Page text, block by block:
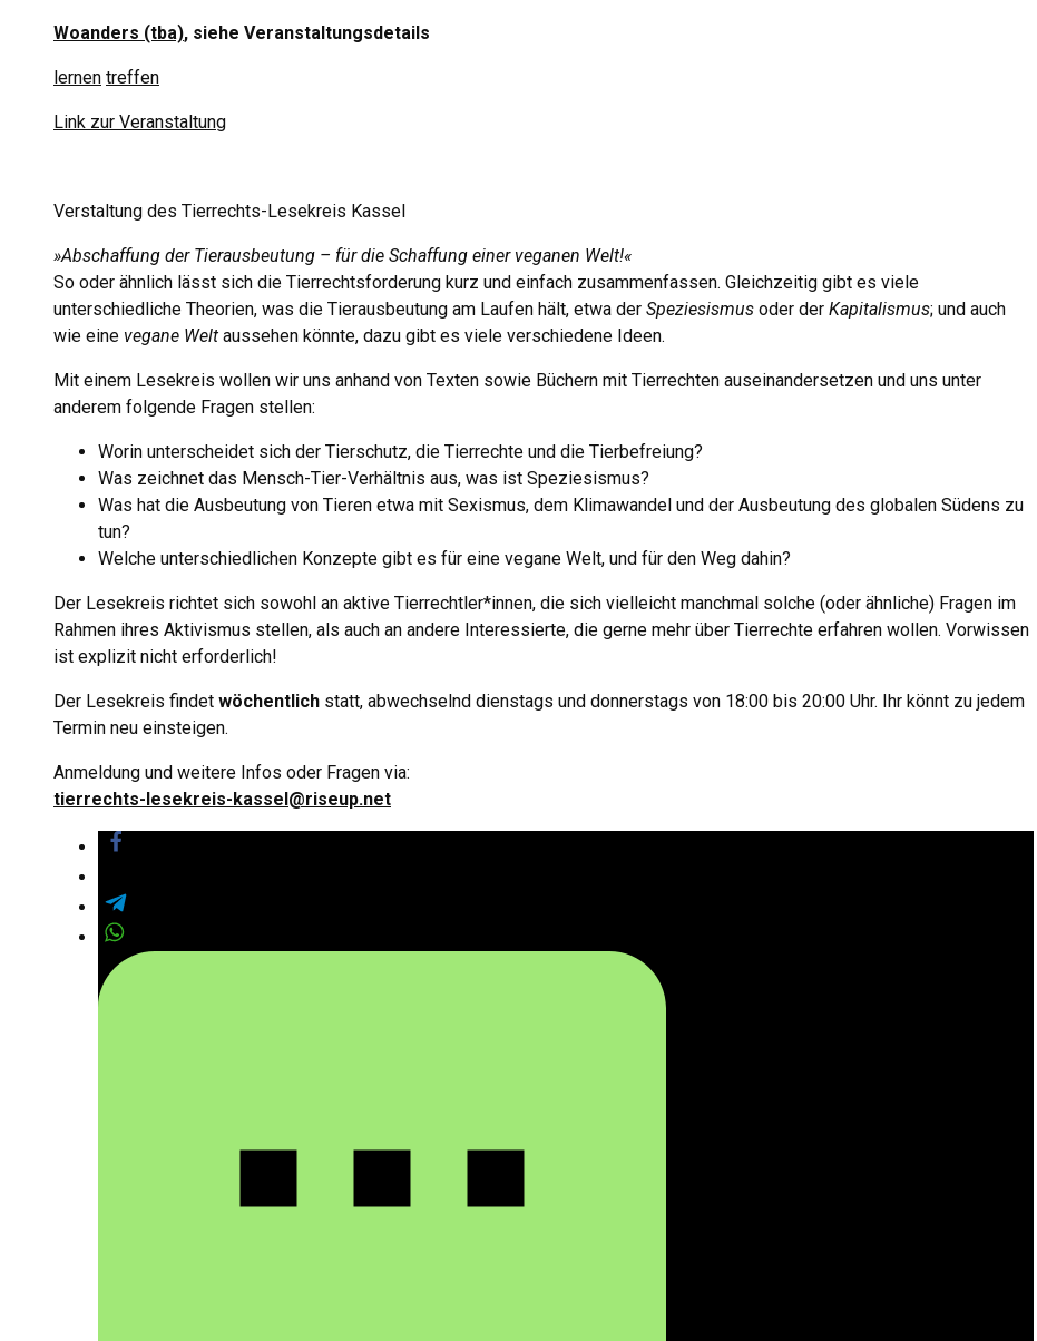
Woanders (tba), siehe Veranstaltungsdetails
lernen treffen
Link zur Veranstaltung
Verstaltung des Tierrechts-Lesekreis Kassel
»Abschaffung der Tierausbeutung – für die Schaffung einer veganen Welt!«
So oder ähnlich lässt sich die Tierrechtsforderung kurz und einfach zusammenfassen. Gleichzeitig gibt es viele
unterschiedliche Theorien, was die Tierausbeutung am Laufen hält, etwa der Speziesismus oder der Kapitalismus; und auch
wie eine vegane Welt aussehen könnte, dazu gibt es viele verschiedene Ideen.
Mit einem Lesekreis wollen wir uns anhand von Texten sowie Büchern mit Tierrechten auseinandersetzen und uns unter
anderem folgende Fragen stellen:
Worin unterscheidet sich der Tierschutz, die Tierrechte und die Tierbefreiung?
Was zeichnet das Mensch-Tier-Verhältnis aus, was ist Speziesismus?
Was hat die Ausbeutung von Tieren etwa mit Sexismus, dem Klimawandel und der Ausbeutung des globalen Südens zu
tun?
Welche unterschiedlichen Konzepte gibt es für eine vegane Welt, und für den Weg dahin?
Der Lesekreis richtet sich sowohl an aktive Tierrechtler*innen, die sich vielleicht manchmal solche (oder ähnliche) Fragen im
Rahmen ihres Aktivismus stellen, als auch an andere Interessierte, die gerne mehr über Tierrechte erfahren wollen. Vorwissen
ist explizit nicht erforderlich!
Der Lesekreis findet wöchentlich statt, abwechselnd dienstags und donnerstags von 18:00 bis 20:00 Uhr. Ihr könnt zu jedem
Termin neu einsteigen.
Anmeldung und weitere Infos oder Fragen via:
tierrechts-lesekreis-kassel@riseup.net